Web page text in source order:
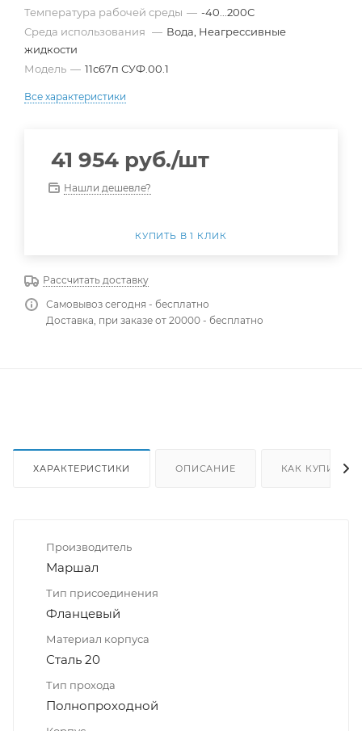
Температура рабочей среды — -40...200С
Среда использования — Вода, Неагрессивные
жидкости
Модель — 11с67п СУФ.00.1
Все характеристики
41 954 руб./шт
Нашли дешевле?
КУПИТЬ В 1 КЛИК
Рассчитать доставку
Самовывоз сегодня - бесплатно
Доставка, при заказе от 20000 - бесплатно
ХАРАКТЕРИСТИКИ ОПИСАНИЕ КАК КУПИТЬ
Производитель
Маршал
Тип присоединения
Фланцевый
Материал корпуса
Сталь 20
Тип прохода
Полнопроходной